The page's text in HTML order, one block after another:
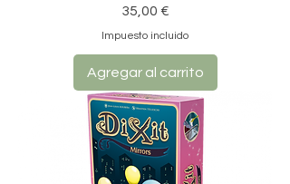
Precio
35,00 €
Impuesto incluido
Agregar al carrito